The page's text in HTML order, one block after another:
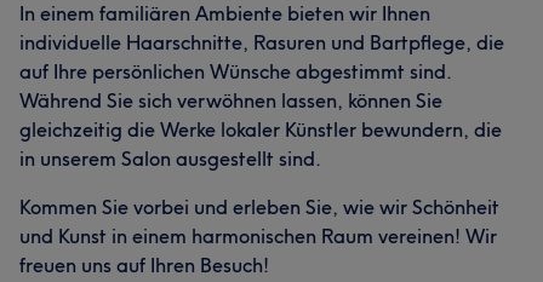
In einem familiären Ambiente bieten wir Ihnen
individuelle Haarschnitte, Rasuren und Bartpflege, die
auf Ihre persönlichen Wünsche abgestimmt sind.
Während Sie sich verwöhnen lassen, können Sie
gleichzeitig die Werke lokaler Künstler bewundern, die
in unserem Salon ausgestellt sind.
Kommen Sie vorbei und erleben Sie, wie wir Schönheit
und Kunst in einem harmonischen Raum vereinen! Wir
freuen uns auf Ihren Besuch!